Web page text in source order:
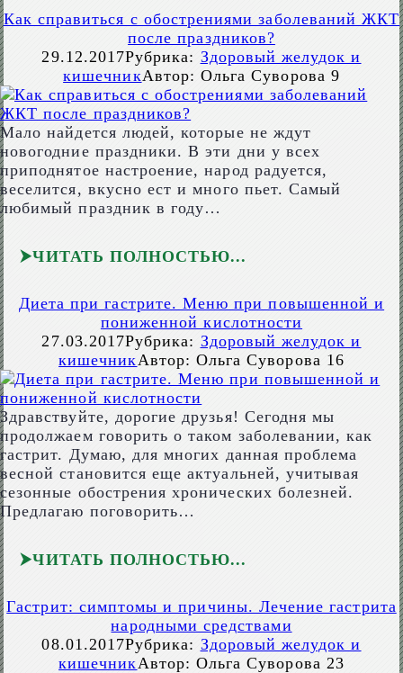
Как справиться с обострениями заболеваний ЖКТ
после праздников?
29.12.2017Рубрика: Здоровый желудок и
кишечникАвтор: Ольга Суворова 9
Мало найдется людей, которые не ждут
новогодние праздники. В эти дни у всех
приподнятое настроение, народ радуется,
веселится, вкусно ест и много пьет. Самый
любимый праздник в году…
ЧИТАТЬ ПОЛНОСТЬЮ
Диета при гастрите. Меню при повышенной и
пониженной кислотности
27.03.2017Рубрика: Здоровый желудок и
кишечникАвтор: Ольга Суворова 16
Здравствуйте, дорогие друзья! Сегодня мы
продолжаем говорить о таком заболевании, как
гастрит. Думаю, для многих данная проблема
весной становится еще актуальней, учитывая
сезонные обострения хронических болезней.
Предлагаю поговорить…
ЧИТАТЬ ПОЛНОСТЬЮ
Гастрит: симптомы и причины. Лечение гастрита
народными средствами
08.01.2017Рубрика: Здоровый желудок и
кишечникАвтор: Ольга Суворова 23